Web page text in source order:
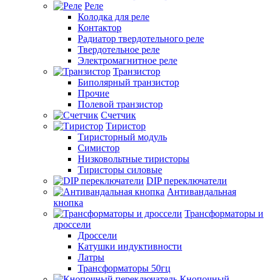
Реле
Колодка для реле
Контактор
Радиатор твердотельного реле
Твердотельное реле
Электромагнитное реле
Транзистор
Биполярный транзистор
Прочие
Полевой транзистор
Счетчик
Тиристор
Тиристорный модуль
Симистор
Низковольтные тиристоры
Тиристоры силовые
DIP переключатели
Антивандальная
кнопка
Трансформаторы и
дроссели
Дроссели
Катушки индуктивности
Латры
Трансформаторы 50гц